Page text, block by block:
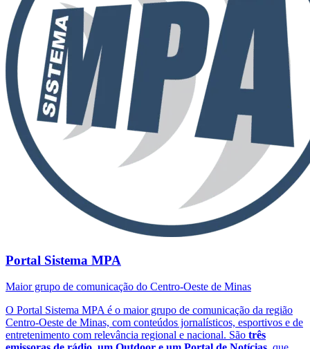
Portal Sistema MPA
Maior grupo de comunicação do Centro-Oeste de Minas
O Portal Sistema MPA é o maior grupo de comunicação da região
Centro-Oeste de Minas, com conteúdos jornalísticos, esportivos e de
entretenimento com relevância regional e nacional. São três